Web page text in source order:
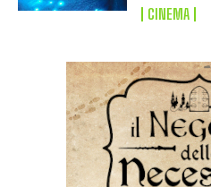
CINEMA